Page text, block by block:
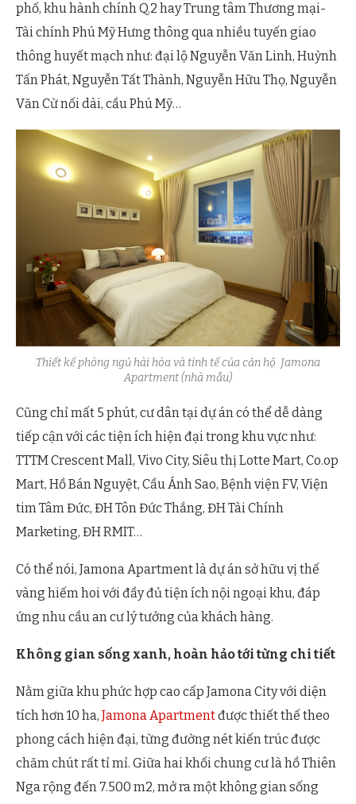
phố, khu hành chính Q.2 hay Trung tâm Thương mại-
Tài chính Phú Mỹ Hưng thông qua nhiều tuyến giao
thông huyết mạch như: đại lộ Nguyễn Văn Linh, Huỳnh
Tấn Phát, Nguyễn Tất Thành, Nguyễn Hữu Thọ, Nguyễn
Văn Cừ nối dài, cầu Phú Mỹ…
Thiết kế phòng ngủ hài hòa và tinh tế của căn hộ Jamona
Apartment (nhà mẫu)
Cũng chỉ mất 5 phút, cư dân tại dự án có thể dễ dàng
tiếp cận với các tiện ích hiện đại trong khu vực như:
TTTM Crescent Mall, Vivo City, Siêu thị Lotte Mart, Co.op
Mart, Hồ Bán Nguyệt, Cầu Ánh Sao, Bệnh viện FV, Viện
tim Tâm Đức, ĐH Tôn Đức Thắng, ĐH Tài Chính
Marketing, ĐH RMIT…
Có thể nói, Jamona Apartment là dự án sở hữu vị thế
vàng hiếm hoi với đầy đủ tiện ích nội ngoại khu, đáp
ứng nhu cầu an cư lý tưởng của khách hàng.
Không gian sống xanh, hoàn hảo tới từng chi tiết
Nằm giữa khu phức hợp cao cấp Jamona City với diện
tích hơn 10 ha, Jamona Apartmentđược thiết thế theo
phong cách hiện đại, từng đường nét kiến trúc được
chăm chút rất tỉ mỉ. Giữa hai khối chung cư là hồ Thiên
Nga rộng đến 7.500 m2, mở ra một không gian sống